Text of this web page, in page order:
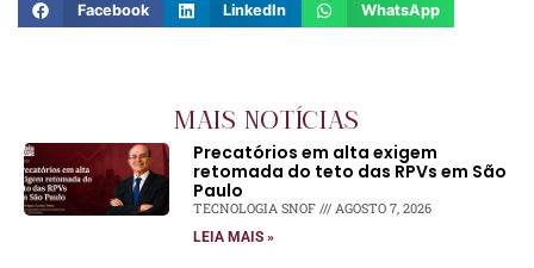
Facebook LinkedIn WhatsApp
MAIS NOTÍCIAS
Precatórios em alta exigem
retomada do teto das RPVs em São
Paulo
TECNOLOGIA SNOF AGOSTO 7, 2026
LEIA MAIS »